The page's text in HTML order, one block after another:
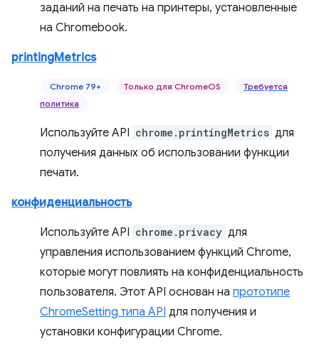
заданий на печать на принтеры, установленные
на Chromebook.
printingMetrics
Chrome 79+ Только для ChromeOS
Требуется
политика
Используйте API chrome.printingMetrics для
получения данных об использовании функции
печати.
конфиденциальность
Используйте API chrome.privacy для
управления использованием функций Chrome,
которые могут повлиять на конфиденциальность
пользователя. Этот API основан на прототипе
ChromeSetting типа API для получения и
установки конфигурации Chrome.